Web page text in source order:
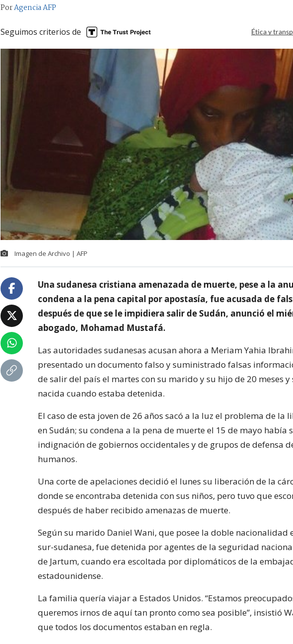
PorAgencia AFP
Seguimos criterios de Ética y
Imagen de Archivo | AFP
Una sudanesa cristiana amenazada de muerte, pese a la
condena a la pena capital por apostasía, fue acusada de
después de que se le impidiera salir de Sudán, anunció el
abogado, Mohamad Mustafá.
Las autoridades sudanesas acusan ahora a Meriam Yahia
presentado un documento falso y suministrado falsas
de salir del país el martes con su marido y su hijo de 20 meses
nacida cuando estaba detenida.
El caso de esta joven de 26 años sacó a la luz el problema de la
en Sudán; su condena a la pena de muerte el 15 de mayo había
indignación de gobiernos occidentales y de grupos de defensa
humanos.
Una corte de apelaciones decidió el lunes su liberación de la
donde se encontraba detenida con sus niños, pero tuvo que
después de haber recibido amenazas de muerte.
Según su marido Daniel Wani, que posee la doble nacionalidad
sur-sudanesa, fue detenida por agentes de la seguridad
de Jartum, cuando era escoltada por diplomáticos de la
estadounidense.
La familia quería viajar a Estados Unidos. “Estamos
queremos irnos de aquí tan pronto como sea posible”, insistió
que todos los documentos estaban en regla.